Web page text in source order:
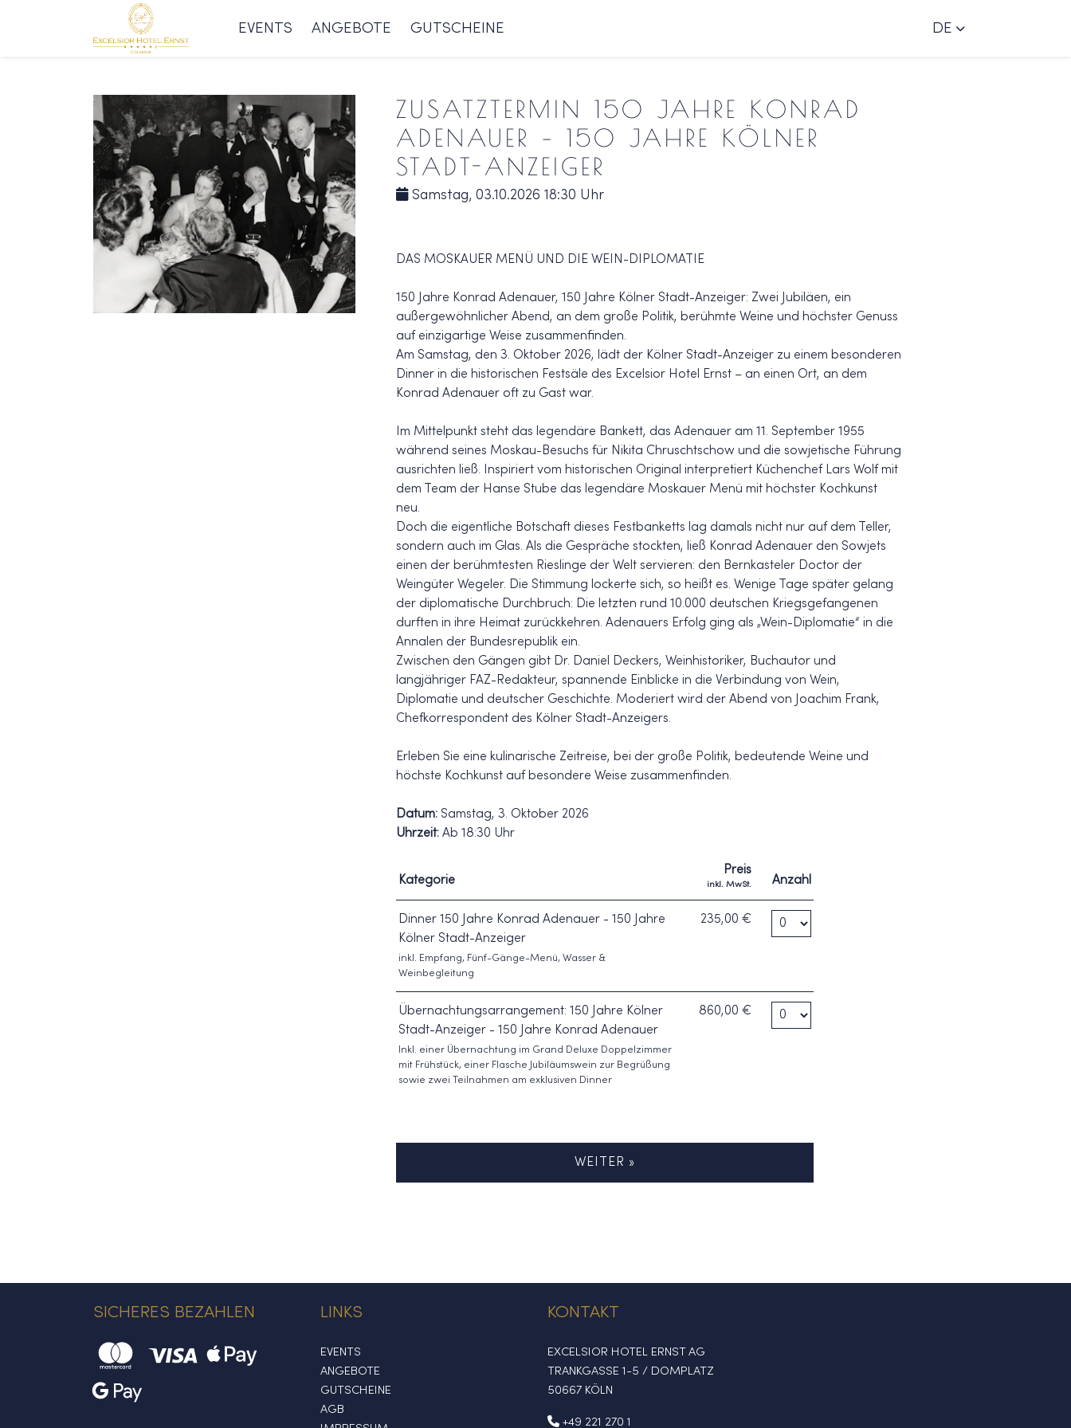
EVENTS ANGEBOTE GUTSCHEINE DE
ZUSATZTERMIN 150 JAHRE KONRAD
ADENAUER – 150 JAHRE KÖLNER
STADT-ANZEIGER
Samstag, 03.10.2026 18:30 Uhr
DAS MOSKAUER MENÜ UND DIE WEIN-DIPLOMATIE
150 Jahre Konrad Adenauer, 150 Jahre Kölner Stadt-Anzeiger: Zwei Jubiläen, ein
außergewöhnlicher Abend, an dem große Politik, berühmte Weine und höchster Genuss
auf einzigartige Weise zusammenfinden.
Am Samstag, den 3. Oktober 2026, lädt der Kölner Stadt-Anzeiger zu einem besonderen
Dinner in die historischen Festsäle des Excelsior Hotel Ernst – an einen Ort, an dem
Konrad Adenauer oft zu Gast war.
Im Mittelpunkt steht das legendäre Bankett, das Adenauer am 11. September 1955
während seines Moskau-Besuchs für Nikita Chruschtschow und die sowjetische Führung
ausrichten ließ. Inspiriert vom historischen Original interpretiert Küchenchef Lars Wolf mit
dem Team der Hanse Stube das legendäre Moskauer Menü mit höchster Kochkunst
neu.
Doch die eigentliche Botschaft dieses Festbanketts lag damals nicht nur auf dem Teller,
sondern auch im Glas. Als die Gespräche stockten, ließ Konrad Adenauer den Sowjets
einen der berühmtesten Rieslinge der Welt servieren: den Bernkasteler Doctor der
Weingüter Wegeler. Die Stimmung lockerte sich, so heißt es. Wenige Tage später gelang
der diplomatische Durchbruch: Die letzten rund 10.000 deutschen Kriegsgefangenen
durften in ihre Heimat zurückkehren. Adenauers Erfolg ging als „Wein-Diplomatie“ in die
Annalen der Bundesrepublik ein.
Zwischen den Gängen gibt Dr. Daniel Deckers, Weinhistoriker, Buchautor und
langjähriger FAZ-Redakteur, spannende Einblicke in die Verbindung von Wein,
Diplomatie und deutscher Geschichte. Moderiert wird der Abend von Joachim Frank,
Chefkorrespondent des Kölner Stadt-Anzeigers.
Erleben Sie eine kulinarische Zeitreise, bei der große Politik, bedeutende Weine und
höchste Kochkunst auf besondere Weise zusammenfinden.
Datum: Samstag, 3. Oktober 2026
Uhrzeit: Ab 18:30 Uhr
Kategorie
Preis
inkl. MwSt. Anzahl
Dinner 150 Jahre Konrad Adenauer - 150 Jahre
Kölner Stadt-Anzeiger
inkl. Empfang, Fünf-Gänge-Menü, Wasser &
Weinbegleitung
235,00 € Anzahl Tickets Dinner 150 Jahre Konrad Adenauer
Übernachtungsarrangement: 150 Jahre Kölner
Stadt-Anzeiger - 150 Jahre Konrad Adenauer
Inkl. einer Übernachtung im Grand Deluxe Doppelzimmer
mit Frühstück, einer Flasche Jubiläumswein zur Begrüßung
sowie zwei Teilnahmen am exklusiven Dinner
860,00 € Anzahl Tickets Übernachtungsarrangement: 150
WEITER »
SICHERES BEZAHLEN LINKS
EVENTS
ANGEBOTE
GUTSCHEINE
AGB
KONTAKT
EXCELSIOR HOTEL ERNST AG
TRANKGASSE 1-5 / DOMPLATZ
50667 KÖLN
+49 221 270 1